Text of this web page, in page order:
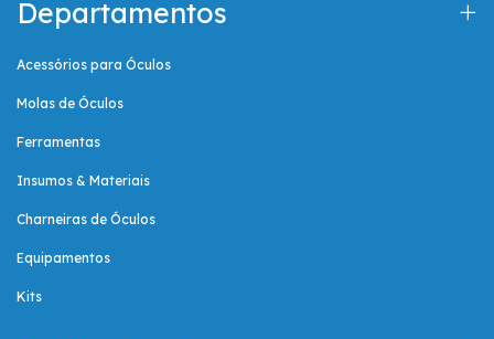
Departamentos
Acessórios para Óculos
Molas de Óculos
Ferramentas
Insumos & Materiais
Charneiras de Óculos
Equipamentos
Kits